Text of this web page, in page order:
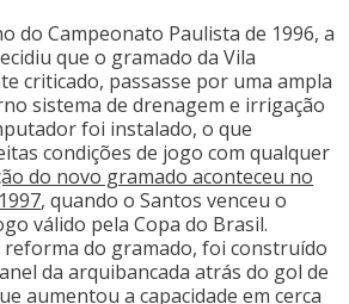
do Campeonato Paulista de 1996, a
que o gramado da Vila
criticado, passasse por uma ampla
sistema de drenagem e irrigação
foi instalado, o que
condições de jogo com qualquer
do novo gramado aconteceu no
, quando o Santos venceu o
válido pela Copa do Brasil.
do gramado, foi construído
da arquibancada atrás do gol de
aumentou a capacidade em cerca